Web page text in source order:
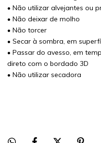
• Não utilizar alvejantes ou
• Não deixar de molho
• Não torcer
• Secar à sombra, em
• Passar do avesso, em
direto com o bordado 3D
• Não utilizar secadora